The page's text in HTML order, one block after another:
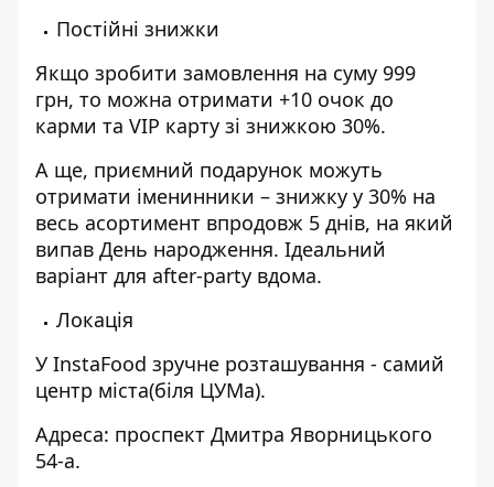
Постійні знижки
Якщо зробити замовлення на суму 999
грн, то можна отримати +10 очок до
карми та VIP карту зі знижкою 30%.
А ще, приємний подарунок можуть
отримати іменинники – знижку у 30% на
весь асортимент впродовж 5 днів, на який
випав День народження. Ідеальний
варіант для after-party вдома.
Локація
У InstaFood зручне розташування - самий
центр міста(біля ЦУМа).
Адреса: проспект Дмитра Яворницького
54-а.